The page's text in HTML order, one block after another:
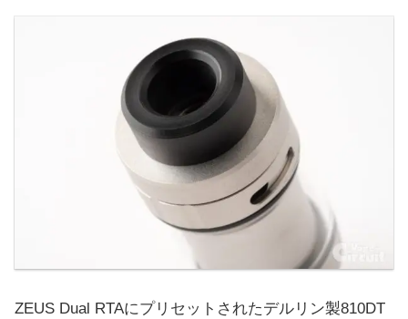
ZEUS Dual RTAにプリセットされたデルリン製810DT